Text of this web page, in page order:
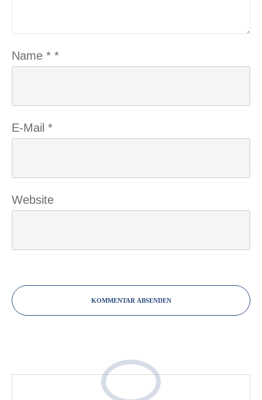
Name * *
E-Mail *
Website
KOMMENTAR ABSENDEN